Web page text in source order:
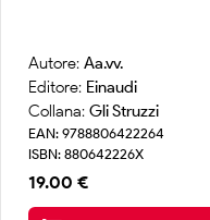
Autore:Aa.vv.
Editore: Einaudi
Collana:Gli Struzzi
EAN: 9788806422264
ISBN: 880642226X
19.00 €